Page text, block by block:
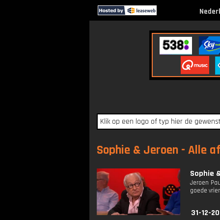
Sophie & Jeroen - Alle
Sophie
Jeroen
goede
31-12-